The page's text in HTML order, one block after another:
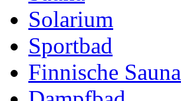
Solarium
Sportbad
Finnische Sauna